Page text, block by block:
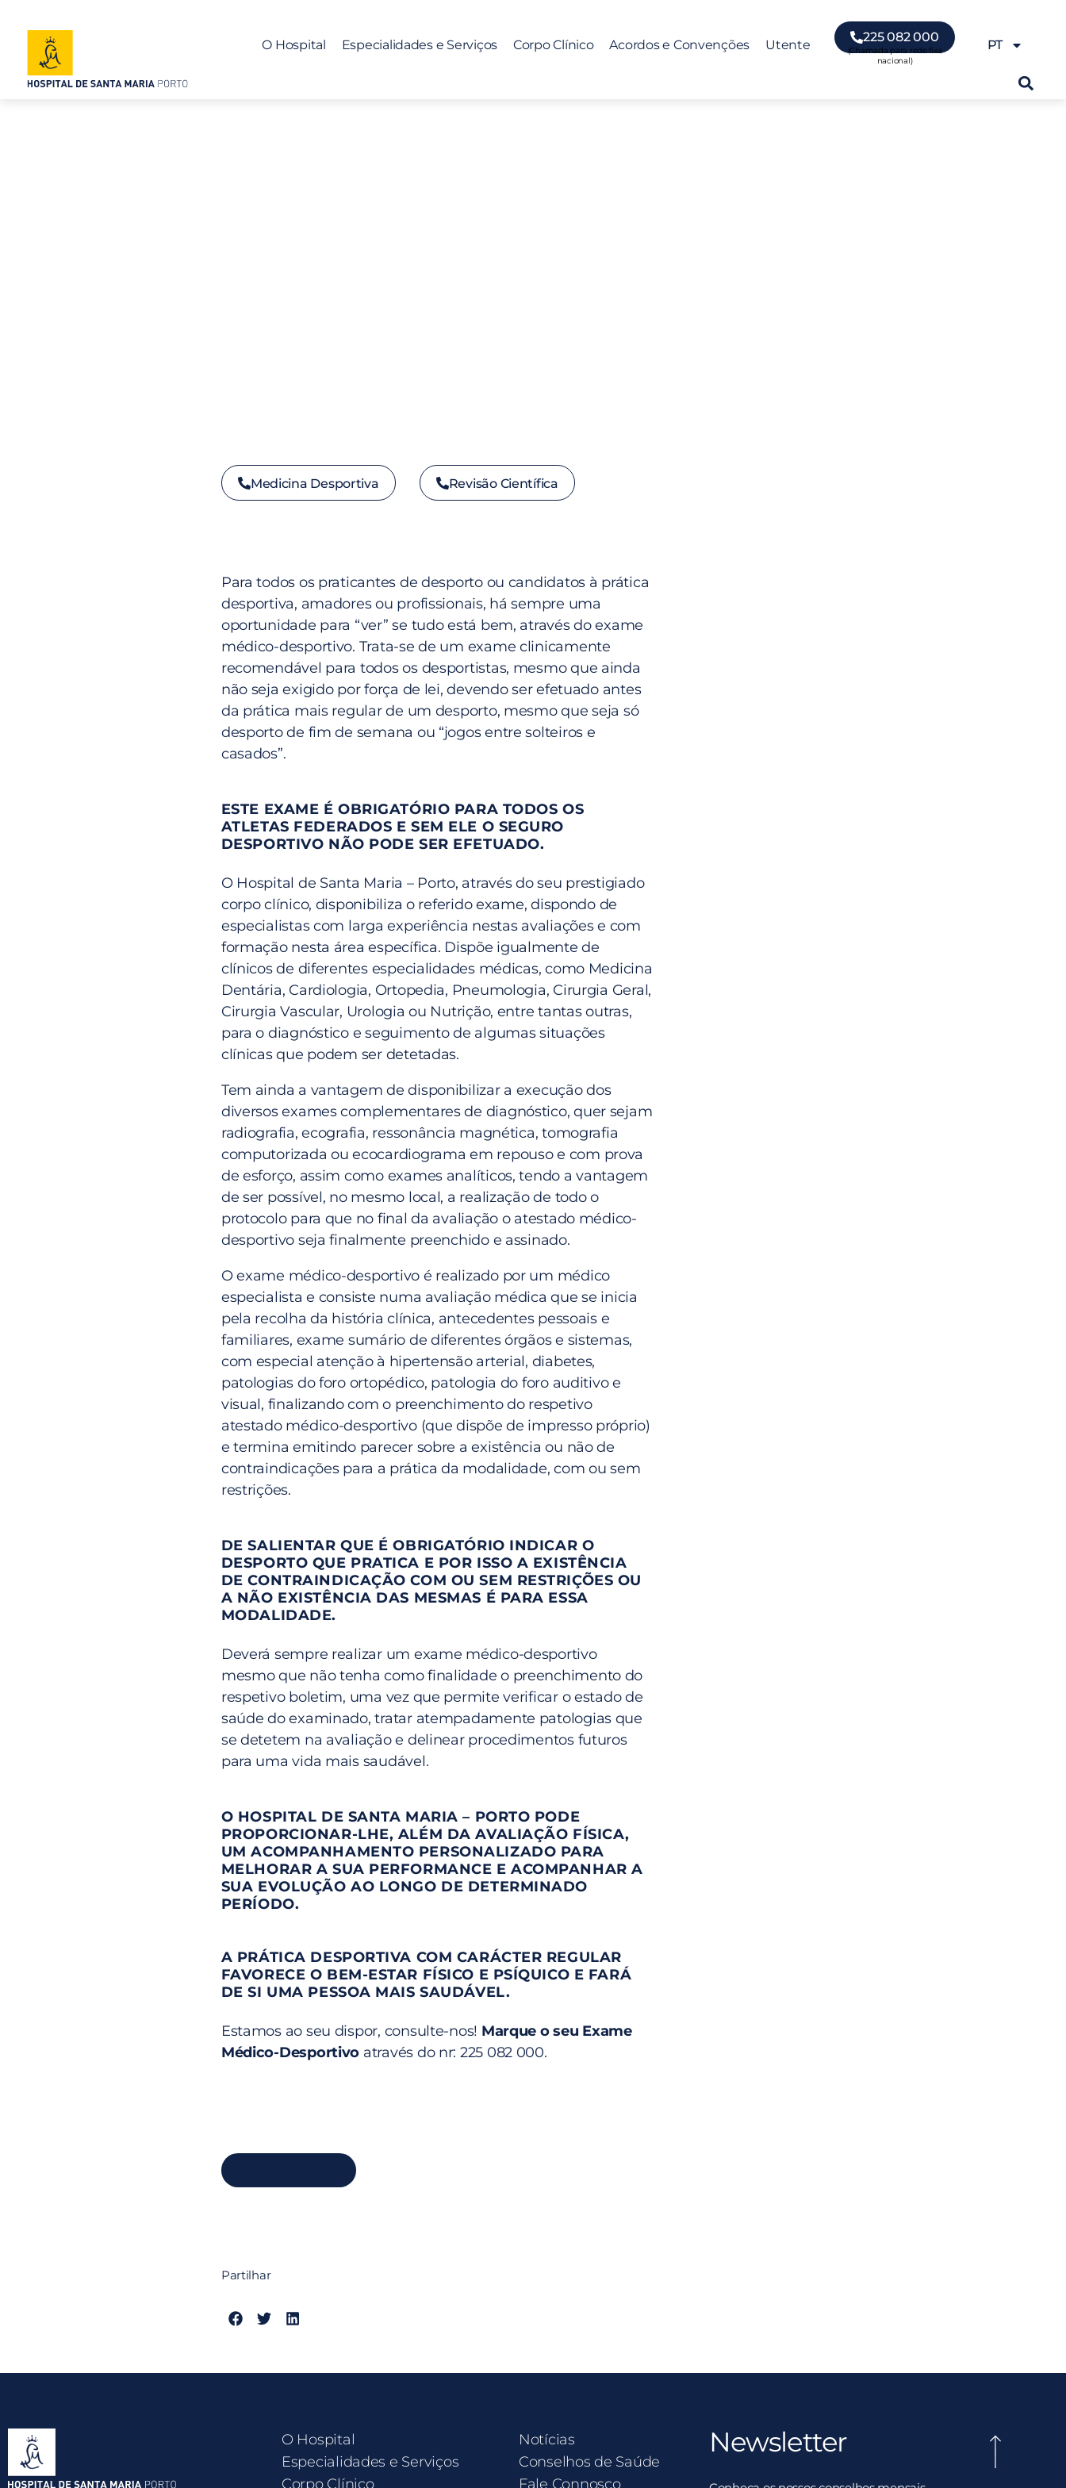
O Hospital Especialidades e Serviços Corpo Clínico Acordos e Convenções Utente
225 082 000
PT
Medicina Desportiva Revisão Científica
Para todos os praticantes de desporto ou candidatos à prática
desportiva, amadores ou profissionais, há sempre uma
oportunidade para “ver” se tudo está bem, através do exame
médico-desportivo. Trata-se de um exame clinicamente
recomendável para todos os desportistas, mesmo que ainda
não seja exigido por força de lei, devendo ser efetuado antes
da prática mais regular de um desporto, mesmo que seja só
desporto de fim de semana ou “jogos entre solteiros e
casados”.
ESTE EXAME É OBRIGATÓRIO PARA TODOS OS
ATLETAS FEDERADOS E SEM ELE O SEGURO
DESPORTIVO NÃO PODE SER EFETUADO.
O Hospital de Santa Maria – Porto, através do seu prestigiado
corpo clínico, disponibiliza o referido exame, dispondo de
especialistas com larga experiência nestas avaliações e com
formação nesta área específica. Dispõe igualmente de
clínicos de diferentes especialidades médicas, como Medicina
Dentária, Cardiologia, Ortopedia, Pneumologia, Cirurgia Geral,
Cirurgia Vascular, Urologia ou Nutrição, entre tantas outras,
para o diagnóstico e seguimento de algumas situações
clínicas que podem ser detetadas.
Tem ainda a vantagem de disponibilizar a execução dos
diversos exames complementares de diagnóstico, quer sejam
radiografia, ecografia, ressonância magnética, tomografia
computorizada ou ecocardiograma em repouso e com prova
de esforço, assim como exames analíticos, tendo a vantagem
de ser possível, no mesmo local, a realização de todo o
protocolo para que no final da avaliação o atestado médico-
desportivo seja finalmente preenchido e assinado.
O exame médico-desportivo é realizado por um médico
especialista e consiste numa avaliação médica que se inicia
pela recolha da história clínica, antecedentes pessoais e
familiares, exame sumário de diferentes órgãos e sistemas,
com especial atenção à hipertensão arterial, diabetes,
patologias do foro ortopédico, patologia do foro auditivo e
visual, finalizando com o preenchimento do respetivo
atestado médico-desportivo (que dispõe de impresso próprio)
e termina emitindo parecer sobre a existência ou não de
contraindicações para a prática da modalidade, com ou sem
restrições.
DE SALIENTAR QUE É OBRIGATÓRIO INDICAR O
DESPORTO QUE PRATICA E POR ISSO A EXISTÊNCIA
DE CONTRAINDICAÇÃO COM OU SEM RESTRIÇÕES OU
A NÃO EXISTÊNCIA DAS MESMAS É PARA ESSA
MODALIDADE.
Deverá sempre realizar um exame médico-desportivo
mesmo que não tenha como finalidade o preenchimento do
respetivo boletim, uma vez que permite verificar o estado de
saúde do examinado, tratar atempadamente patologias que
se detetem na avaliação e delinear procedimentos futuros
para uma vida mais saudável.
O HOSPITAL DE SANTA MARIA – PORTO PODE
PROPORCIONAR-LHE, ALÉM DA AVALIAÇÃO FÍSICA,
UM ACOMPANHAMENTO PERSONALIZADO PARA
MELHORAR A SUA PERFORMANCE E ACOMPANHAR A
SUA EVOLUÇÃO AO LONGO DE DETERMINADO
PERÍODO.
A PRÁTICA DESPORTIVA COM CARÁCTER REGULAR
FAVORECE O BEM-ESTAR FÍSICO E PSÍQUICO E FARÁ
DE SI UMA PESSOA MAIS SAUDÁVEL.
Estamos ao seu dispor, consulte-nos! Marque o seu Exame
Médico-Desportivo através do nr: 225 082 000.
Partilhar
O Hospital
Especialidades e Serviços
Corpo Clínico
Notícias
Conselhos de Saúde
Fale Connosco
Newsletter